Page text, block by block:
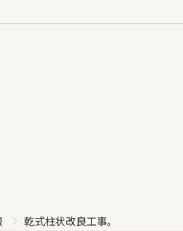
乾式柱状改良工事。